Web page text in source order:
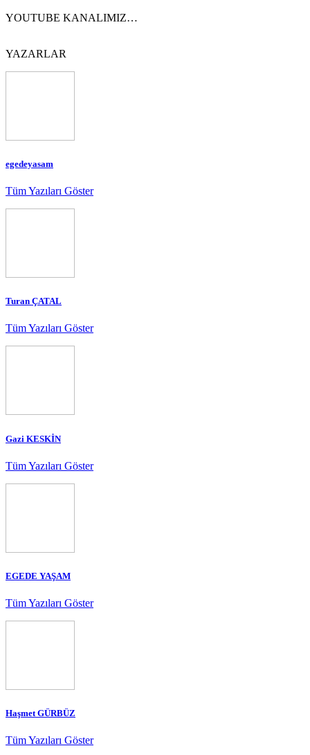
YOUTUBE KANALIMIZ…
YAZARLAR
egedeyasam
Tüm Yazıları Göster
Turan ÇATAL
Tüm Yazıları Göster
Gazi KESKİN
Tüm Yazıları Göster
EGEDE YAŞAM
Tüm Yazıları Göster
Haşmet GÜRBÜZ
Tüm Yazıları Göster